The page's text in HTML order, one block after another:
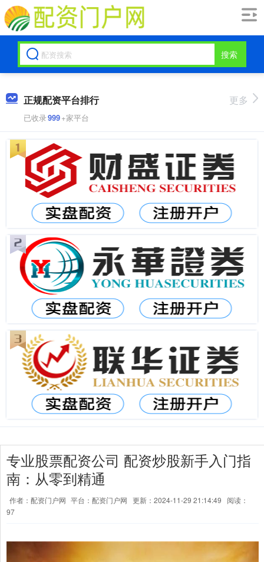
搜索
正规配资平台排行
已收录999+家平台
更多
专业股票配资公司 配资炒股新手入门指
南：从零到精通
作者：配资门户网 平台：配资门户网 更新：2024-11-29 21:14:49
阅读：
97